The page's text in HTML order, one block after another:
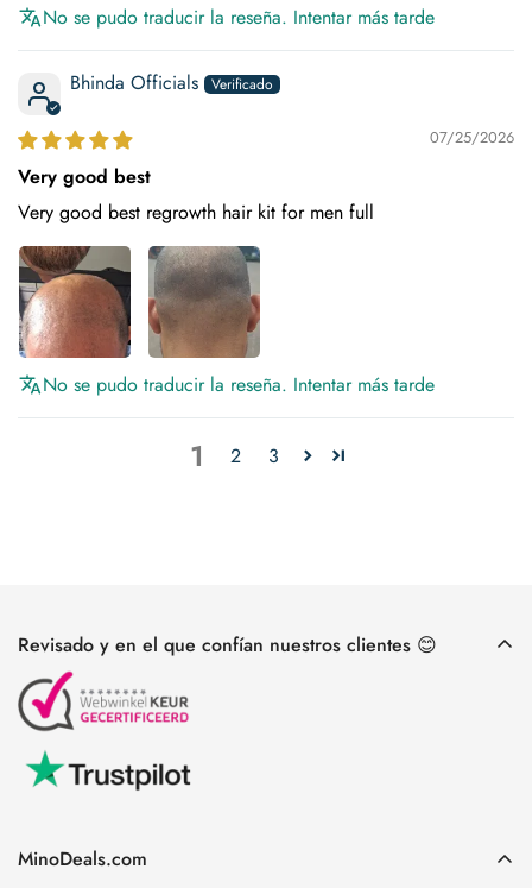
No se pudo traducir la reseña. Intentar más tarde
Bhinda Officials
07/25/2026
Very good best
Very good best regrowth hair kit for men full
No se pudo traducir la reseña. Intentar más tarde
1 2 3
Revisado y en el que confían nuestros clientes 😊
MinoDeals.com